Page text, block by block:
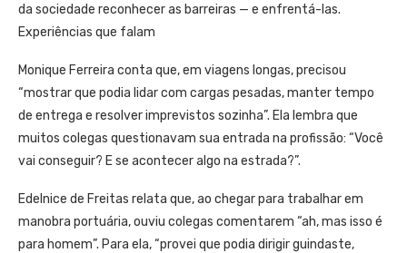
da sociedade reconhecer as barreiras — e enfrentá-las.
Experiências que falam
Monique Ferreira conta que, em viagens longas, precisou
“mostrar que podia lidar com cargas pesadas, manter tempo
de entrega e resolver imprevistos sozinha”. Ela lembra que
muitos colegas questionavam sua entrada na profissão: “Você
vai conseguir? E se acontecer algo na estrada?”.
Edelnice de Freitas relata que, ao chegar para trabalhar em
manobra portuária, ouviu colegas comentarem “ah, mas isso é
para homem”. Para ela, “provei que podia dirigir guindaste,